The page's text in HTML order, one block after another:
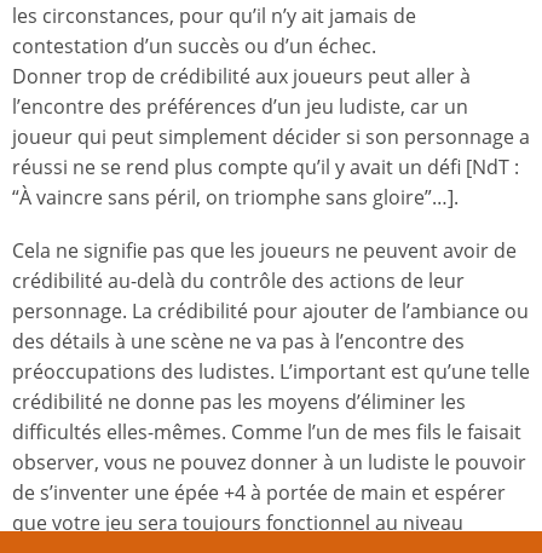
les circonstances, pour qu’il n’y ait jamais de
contestation d’un succès ou d’un échec.
Donner trop de crédibilité aux joueurs peut aller à
l’encontre des préférences d’un jeu ludiste, car un
joueur qui peut simplement décider si son personnage a
réussi ne se rend plus compte qu’il y avait un défi [NdT :
“À vaincre sans péril, on triomphe sans gloire”…].
Cela ne signifie pas que les joueurs ne peuvent avoir de
crédibilité au-delà du contrôle des actions de leur
personnage. La crédibilité pour ajouter de l’ambiance ou
des détails à une scène ne va pas à l’encontre des
préoccupations des ludistes. L’important est qu’une telle
crédibilité ne donne pas les moyens d’éliminer les
difficultés elles-mêmes. Comme l’un de mes fils le faisait
observer, vous ne pouvez donner à un ludiste le pouvoir
de s’inventer une épée +4 à portée de main et espérer
que votre jeu sera toujours fonctionnel au niveau